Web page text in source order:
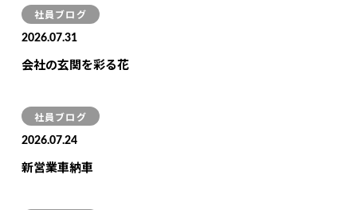
社員ブログ
2026.07.31
会社の玄関を彩る花
社員ブログ
2026.07.24
新営業車納車